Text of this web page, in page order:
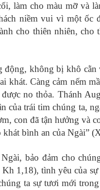
làm cho màu mỡ và
niềm vui vì một ốc
cho thiên nhiên,
động, không bị khô
khát. Càng cảm nếm
no thỏa. Thánh
của trái tim chúng ta,
con đã tận hưởng và
bình an của Ngài”
bảo đảm cho
1,18), tình yêu của
ta sự tươi mới